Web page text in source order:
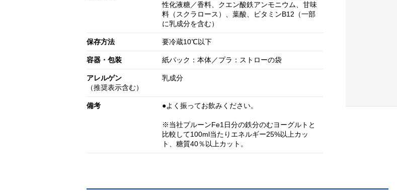
性化液糖／香料、クエン酸鉄アンモニウム、甘味
料（スクラロース）、葉酸、ビタミンB12（一部
に乳成分を含む）
保存方法 要冷蔵10℃以下
容器・包装 紙パック：本体／プラ：ストローの袋
アレルゲン
（推奨表示含む）
乳成分
備考 ●よく振ってお飲みください。
※当社プルーンFe1日分の鉄分のむヨーグルトと
比較して100ml当たりエネルギー25%以上カッ
ト、糖質40％以上カット。